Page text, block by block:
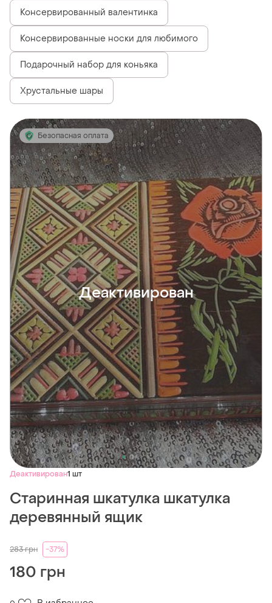
Консервированный валентинка
Консервированные носки для любимого
Подарочный набор для коньяка
Хрустальные шары
Безопасная оплата
Деактивирован
Деактивирован1 шт
Старинная шкатулка шкатулка
деревянный ящик
283грн -37%
180 грн